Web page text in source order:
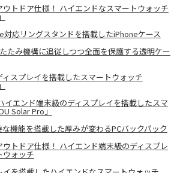
トドア仕様！ ハイエンドなスマートウォッチ
対応リングスタンドを搭載したiPhoneケース
たみ機構に追従しつつ全面を保護する透明ケー
スプレイを搭載したスマートウォッチ
イエンド端末級のディスプレイを搭載したスマ
Solar Pro」
機能を搭載した厚みが変わるPCバックパック
トドア仕様！ ハイエンド端末級のディスプレ
ウォッチ